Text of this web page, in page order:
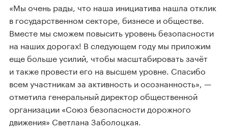
«Мы очень рады, что наша инициатива нашла отклик
в государственном секторе, бизнесе и обществе.
Вместе мы сможем повысить уровень безопасности
на наших дорогах! В следующем году мы приложим
еще больше усилий, чтобы масштабировать зачёт
и также провести его на высшем уровне. Спасибо
всем участникам за активность и осознанность», —
отметила генеральный директор общественной
организации «Союз безопасности дорожного
движения» Светлана Заболоцкая.